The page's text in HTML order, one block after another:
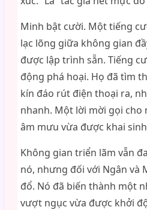
Minh bật cười. Một tiếng
lạc lõng giữa không gian
được lập trình sẵn. Tiếng
động phá hoại. Họ đã tìm
kín đáo rút điện thoại ra,
nhanh. Một lời mời gọi cho
âm mưu vừa được khai
Không gian triển lãm vẫn
nó, nhưng đối với Ngân và
đổ. Nó đã biến thành một
vượt ngục vừa được khởi